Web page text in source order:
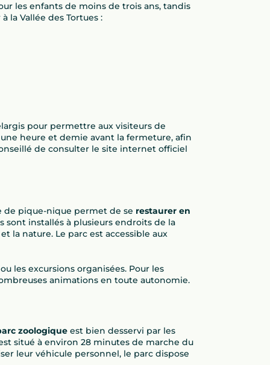
les enfants de moins de trois ans, tandis
la Vallée des Tortues :
pour permettre aux visiteurs de
heure et demie avant la fermeture, afin
de consulter le site internet officiel
de pique-nique permet de se restaurer en
sont installés à plusieurs endroits de la
la nature. Le parc est accessible aux
les excursions organisées. Pour les
animations en toute autonomie.
zoologique est bien desservi par les
situé à environ 28 minutes de marche du
leur véhicule personnel, le parc dispose